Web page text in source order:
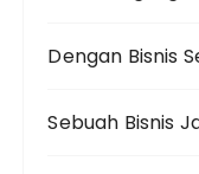
Dengan Bisnis
Sebuah Bisnis